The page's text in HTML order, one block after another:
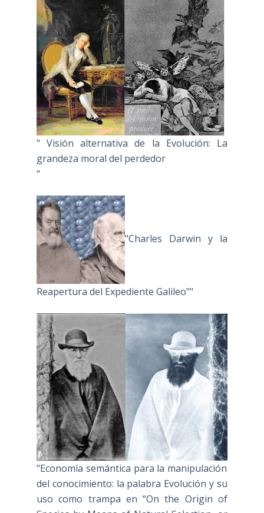
" Visión alternativa de la Evolución: La
grandeza moral del perdedor
"
"Charles Darwin y la
Reapertura del Expediente Galileo""
"Economía semántica para la manipulación
del conocimiento: la palabra Evolución y su
uso como trampa en “On the Origin of